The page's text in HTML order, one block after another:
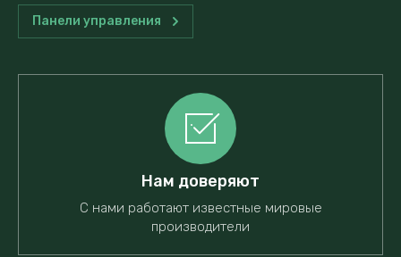
Панели управления
Нам доверяют
С нами работают известные мировые
производители